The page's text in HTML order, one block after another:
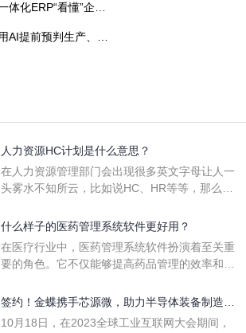
人力资源HC计划是什么意思？
在人力资源管理部门会出现很多英文字母让人一
头雾水不知所云，比如说HC、HR等等，那么它
么呢？
什么样子的医药管理系统软件更好用？
在医疗行业中，医药管理系统软件扮演着至关重
要的角色。它不仅能够提高药品管理的效率和准
一个好用的医药管理系统软件应具备以下特点。
地进行操作。 复杂的
签约！金蝶携手芯源微，助力半导体装备制造领
先企业迈向世界
10月18日，在2023全球工业互联网大会期间，